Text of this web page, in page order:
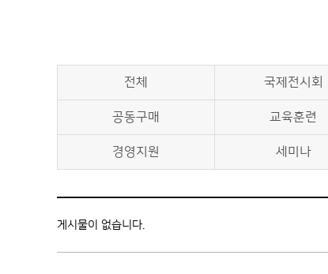
전체 국제전시회
공동구매 교육훈련
경영지원 세미나
게시물이 없습니다.